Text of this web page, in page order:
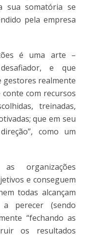
sua somatória se
pela empresa
é uma arte –
e que
gestores realmente
com recursos
treinadas,
que em seu
como um
organizações
e conseguem
todas alcançam
a perecer (sendo
“fechando as
os resultados